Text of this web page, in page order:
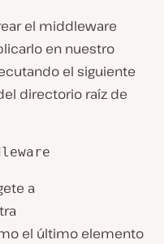
el middleware
en nuestro
el siguiente
directorio raíz de
a
el último elemento